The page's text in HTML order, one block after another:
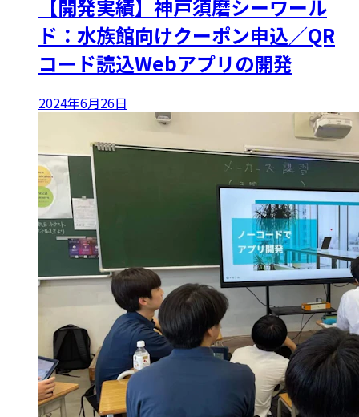
【開発実績】神戸須磨シーワール
ド：水族館向けクーポン申込／QR
コード読込Webアプリの開発
2024年6月26日